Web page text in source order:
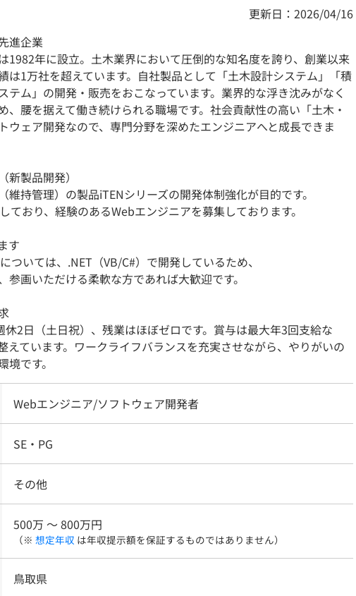
更新日：2026/04/16
進企業
1982年に設立。土木業界において圧倒的な知名度を誇り、創業以来
は1万社を超えています。自社製品として「土木設計システム」「積
テム」の開発・販売をおこなっています。業界的な浮き沈みがなく
、腰を据えて働き続けられる職場です。社会貢献性の高い「土木・
ウェア開発なので、専門分野を深めたエンジニアへと成長できま
製品開発）
維持管理）の製品iTENシリーズの開発体制強化が目的です。
ており、経験のあるWebエンジニアを募集しております。
す
ついては、.NET（VB/C#）で開発しているため、
参画いただける柔軟な方であれば大歓迎です。
2日（土日祝）、残業はほぼゼロです。賞与は最大年3回支給な
えています。ワークライフバランスを充実させながら、やりがいの
です。
Webエンジニア/ソフトウェア開発者
SE・PG
その他
500万 〜 800万円
（※ 想定年収 は年収提示額を保証するものではありません）
鳥取県